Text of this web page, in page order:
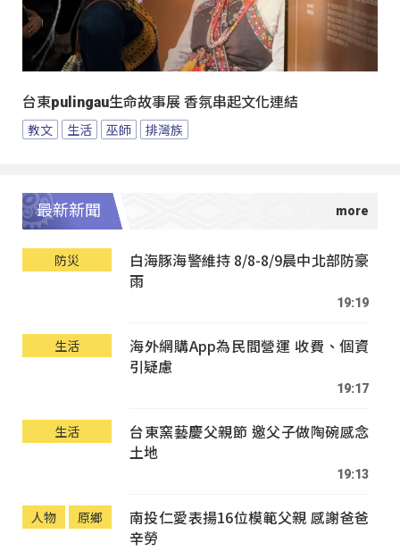
台東pulingau生命故事展 香氛串起文化連結
教文 生活 巫師 排灣族
最新新聞
防災
白海豚海警維持 8/8-8/9晨中北部防豪
雨
19:19
生活
海外網購App為民間營運 收費、個資
引疑慮
19:17
生活
台東窯藝慶父親節 邀父子做陶碗感念
土地
19:13
人物 原鄉
南投仁愛表揚16位模範父親 感謝爸爸
辛勞